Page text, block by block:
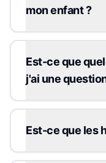
mon enfant ?
Est-ce que
j'ai une
Est-ce que les